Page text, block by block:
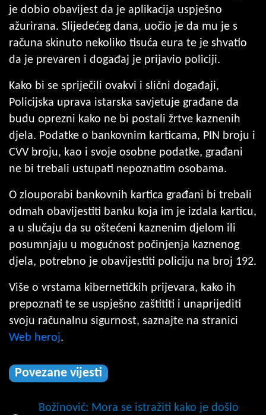
je dobio obavijest da je aplikacija uspješno
ažurirana. Slijedećeg dana, uočio je da mu je s
računa skinuto nekoliko tisuća eura te je shvatio
da je prevaren i događaj je prijavio policiji.
Kako bi se spriječili ovakvi i slični događaji,
Policijska uprava istarska savjetuje građane da
budu oprezni kako ne bi postali žrtve kaznenih
djela. Podatke o bankovnim karticama, PIN broju i
CVV broju, kao i svoje osobne podatke, građani
ne bi trebali ustupati nepoznatim osobama.
O zlouporabi bankovnih kartica građani bi trebali
odmah obavijestiti banku koja im je izdala karticu,
a u slučaju da su oštećeni kaznenim djelom ili
posumnjaju u mogućnost počinjenja kaznenog
djela, potrebno je obavijestiti policiju na broj 192.
Više o vrstama kibernetičkih prijevara, kako ih
prepoznati te se uspješno zaštititi i unaprijediti
svoju računalnu sigurnost, saznajte na stranici
Web heroj.
Povezane vijesti
Božinović: Mora se istražiti kako je došlo